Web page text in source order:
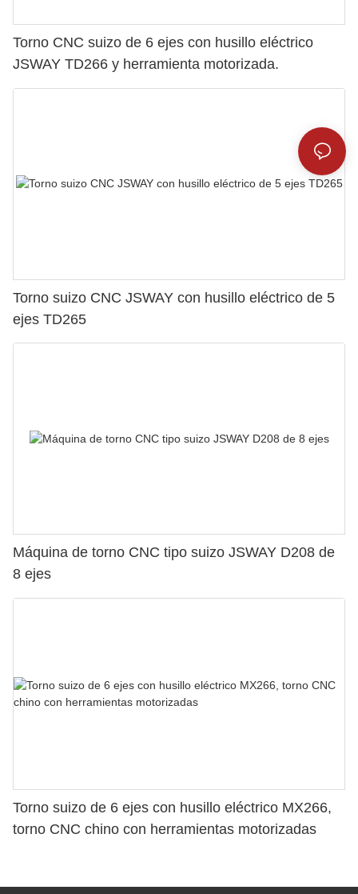
Torno CNC suizo de 6 ejes con husillo eléctrico
JSWAY TD266 y herramienta motorizada.
Torno suizo CNC JSWAY con husillo eléctrico de 5
ejes TD265
Máquina de torno CNC tipo suizo JSWAY D208 de
8 ejes
Torno suizo de 6 ejes con husillo eléctrico MX266,
torno CNC chino con herramientas motorizadas